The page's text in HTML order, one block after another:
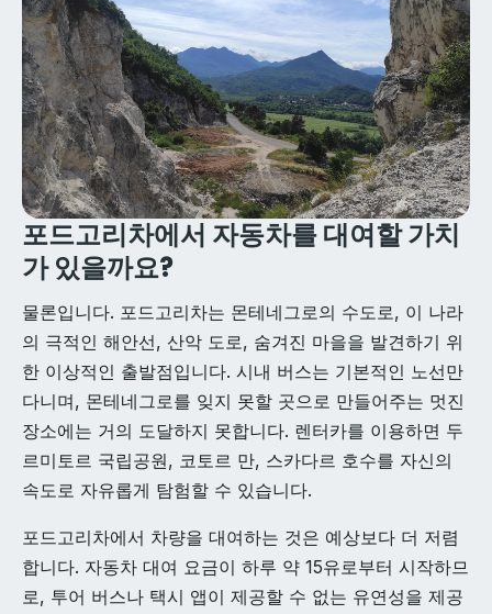
포드고리차에서 자동차를 대여할 가치
가 있을까요?
물론입니다. 포드고리차는 몬테네그로의 수도로, 이 나라
의 극적인 해안선, 산악 도로, 숨겨진 마을을 발견하기 위
한 이상적인 출발점입니다. 시내 버스는 기본적인 노선만
다니며, 몬테네그로를 잊지 못할 곳으로 만들어주는 멋진
장소에는 거의 도달하지 못합니다. 렌터카를 이용하면 두
르미토르 국립공원, 코토르 만, 스카다르 호수를 자신의
속도로 자유롭게 탐험할 수 있습니다.
포드고리차에서 차량을 대여하는 것은 예상보다 더 저렴
합니다. 자동차 대여 요금이 하루 약 15유로부터 시작하므
로, 투어 버스나 택시 앱이 제공할 수 없는 유연성을 제공